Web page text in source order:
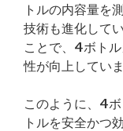
トルの内容量を
技術も進化して
ことで、4ボト
性が向上していま
このように、4
トルを安全かつ